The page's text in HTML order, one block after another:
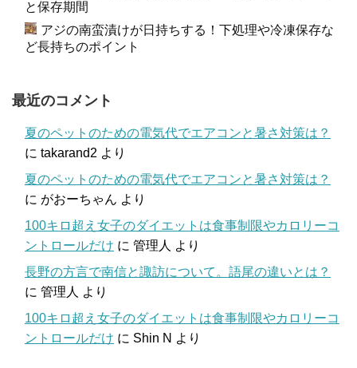
と保存期間
アジの南蛮漬けが日持ちする！下処理や冷凍保存な
ど長持ちのポイント
最近のコメント
夏のペットのための電気代でエアコンと暑さ対策は？
に takarand2 より
夏のペットのための電気代でエアコンと暑さ対策は？
に がおーちゃん より
100キロ超え女子のダイエットは食事制限やカロリーコ
ントロールだけ に 管理人 より
長野の方言で南信と諏訪について。語尾の違いとは？
に 管理人 より
100キロ超え女子のダイエットは食事制限やカロリーコ
ントロールだけ に Shin N より